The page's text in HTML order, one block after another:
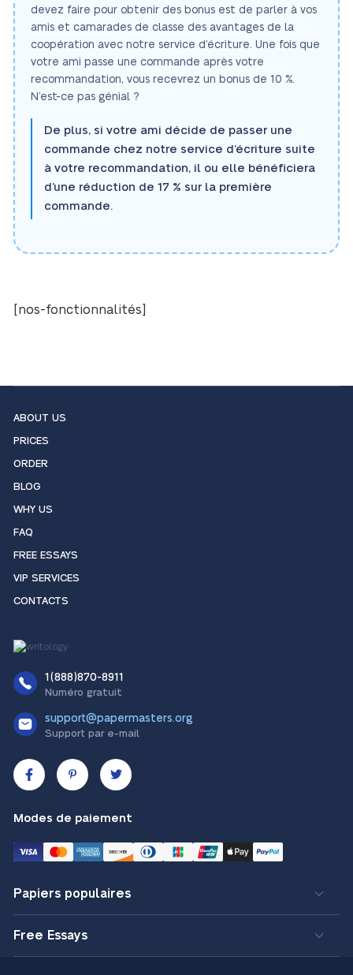
devez faire pour obtenir des bonus est de parler à vos
amis et camarades de classe des avantages de la
coopération avec notre service d’écriture. Une fois que
votre ami passe une commande après votre
recommandation, vous recevrez un bonus de 10 %.
N’est-ce pas génial ?
De plus, si votre ami décide de passer une
commande chez notre service d’écriture suite
à votre recommandation, il ou elle bénéficiera
d’une réduction de 17 % sur la première
commande.
[nos-fonctionnalités]
ABOUT US
PRICES
ORDER
BLOG
WHY US
FAQ
FREE ESSAYS
VIP SERVICES
CONTACTS
1(888)870-8911
Numéro gratuit
support@papermasters.org
Support par e-mail
Modes de paiement
Papiers populaires
Free Essays